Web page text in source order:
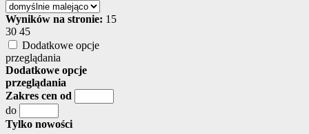
Wyników na stronie: 15
30 45
Dodatkowe opcje
przeglądania
Dodatkowe opcje
przeglądania
Zakres cen od
do
Tylko nowości